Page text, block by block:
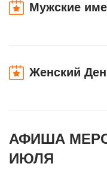
Мужские
Женский
АФИША
ИЮЛЯ